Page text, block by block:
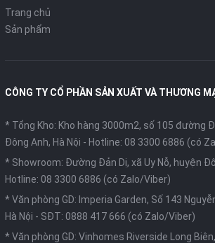
Trang chủ
Sản phẩm
CÔNG TY CỔ PHẦN SẢN XUẤT VÀ THƯƠNG
* Tổng Kho: Kho hàng 3000m2, số 105 đường
Đông Anh, Hà Nội - Hotline: 08 3300 6886 (có
* Showroom: Đường Đản Dị, xã Uy Nỗ, huyện
Hotline: 08 3300 6886 (có Zalo/Viber)
* Văn phòng GD: Imperia Garden, Số 143
Hà Nội - SĐT: 0888 417 666 (có Zalo/Viber)
* Văn phòng GD: Vinhomes Riverside Long